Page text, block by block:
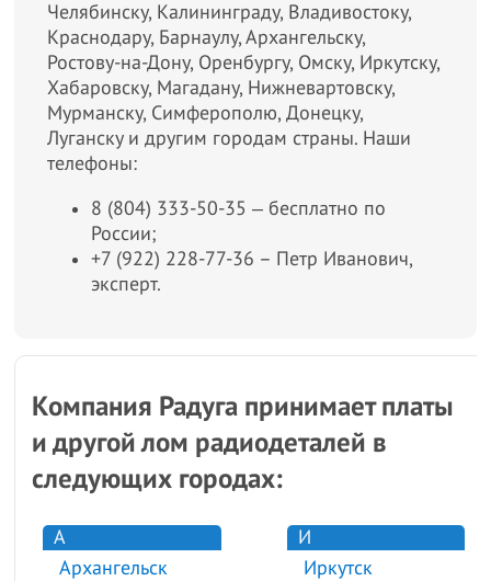
Челябинску, Калининграду, Владивостоку,
Краснодару, Барнаулу, Архангельску,
Ростову-на-Дону, Оренбургу, Омску, Иркутску,
Хабаровску, Магадану, Нижневартовску,
Мурманску, Симферополю, Донецку,
Луганску и другим городам страны. Наши
телефоны:
8 (804) 333-50-35 ‒ бесплатно по
России;
+7 (922) 228-77-36 – Петр Иванович,
эксперт.
Компания Радуга принимает платы
и другой лом радиодеталей в
следующих городах:
А
Архангельск
И
Иркутск